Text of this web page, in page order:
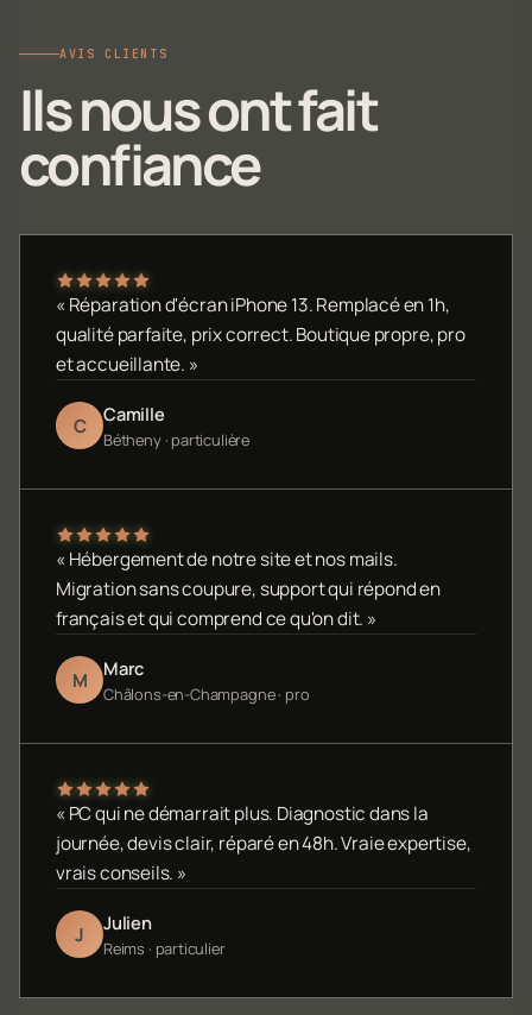
AVIS CLIENTS
Ils nous ont fait
confiance
« Réparation d'écran iPhone 13. Remplacé en 1h,
qualité parfaite, prix correct. Boutique propre, pro
et accueillante. »
C Camille
Bétheny · particulière
« Hébergement de notre site et nos mails.
Migration sans coupure, support qui répond en
français et qui comprend ce qu'on dit. »
M Marc
Châlons-en-Champagne · pro
« PC qui ne démarrait plus. Diagnostic dans la
journée, devis clair, réparé en 48h. Vraie expertise,
vrais conseils. »
J Julien
Reims · particulier